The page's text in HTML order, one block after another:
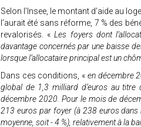
Selon l’Insee, le montant d’aide au
l’aurait été sans réforme, 7 % des
revalorisés. «Les foyers dont
davantage concernés par une baisse
lorsque l’allocataire principal est un
Dans ces conditions, « en décembre
global de 1,3 milliard d’euros au
décembre 2020. Pour le mois de
213 euros par foyer (à 238 euros dans
moyenne, soit - 4 %), relativement à la